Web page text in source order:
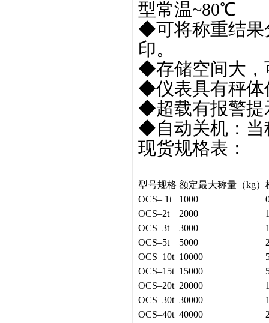
型常温~80℃
◆可将称重结果
印。
◆存储空间大，
◆仪表具有秤体
◆超载有报警提
◆自动关机：当
现货规格表：
型号规格 额定最大称量（kg）
OCS– 1t
1000
OCS–2t 2000
OCS–3t 3000
OCS–5t 5000
OCS–10t 10000
OCS–15t 15000
OCS–20t 20000
OCS–30t 30000
OCS–40t 40000